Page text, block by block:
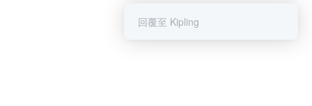
提醒您：系統會自動已讀訊息，如
回覆至 Kipling